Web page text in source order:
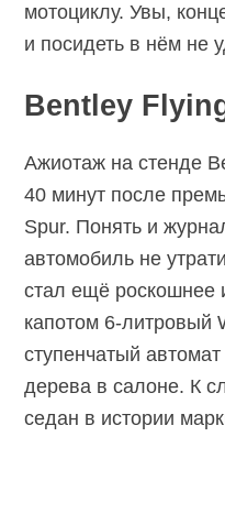
мотоциклу. Увы,
и посидеть в нём не
Bentley
Ажиотаж на стенде
40 минут после
Spur. Понять и
автомобиль не
стал ещё роскошнее
капотом 6-литровый
ступенчатый
дерева в салоне. К
седан в истории